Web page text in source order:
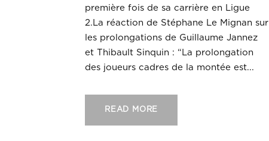
première fois de sa carrière en Ligue
2.La réaction de Stéphane Le Mignan sur
les prolongations de Guillaume Jannez
et Thibault Sinquin : “La prolongation
des joueurs cadres de la montée est...
READ MORE